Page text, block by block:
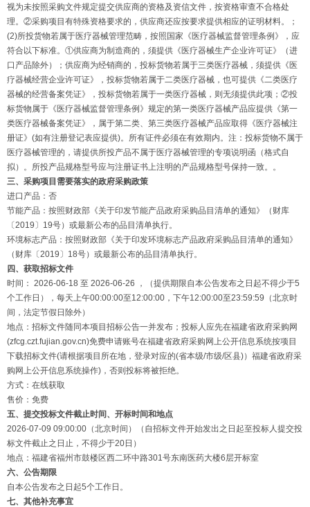
视为未按照采购文件规定提交供应商的资格及资信文件，按资格审查不合格处
理。②采购项目有特殊资格要求的，供应商还应按要求提供相应的证明材料。；
(2)所投货物若属于医疗器械管理范畴，按照国家《医疗器械监督管理条例》，应
符合以下标准。①供应商为制造商的，须提供《医疗器械生产企业许可证》（进
口产品除外）；供应商为经销商的，投标货物若属于三类医疗器械，须提供《医
疗器械经营企业许可证》，投标货物若属于二类医疗器械，也可提供《二类医疗
器械的经营备案凭证》，投标货物若属于一类医疗器械，则无须提供此项；②投
标货物属于《医疗器械监督管理条例》规定的第一类医疗器械产品应提供《第一
类医疗器械备案凭证》，属于第二类、第三类医疗器械产品应取得《医疗器械注
册证》(如有注册登记表应提供)。所有证件必须在有效期内。注：投标货物不属于
医疗器械管理的，请提供所投产品不属于医疗器械管理的专项说明函（格式自
拟）。所投产品规格型号应与注册证书上注明的产品规格型号保持一致。。
三、采购项目需要落实的政府采购政策
进口产品：否
节能产品：按照财政部《关于印发节能产品政府采购品目清单的通知》（财库
〔2019〕19号）或最新公布的品目清单执行。
环境标志产品：按照财政部《关于印发环境标志产品政府采购品目清单的通知》
（财库〔2019〕18号）或最新公布的品目清单执行。
四、获取招标文件
时间： 2026-06-18 至 2026-06-26 ，（提供期限自本公告发布之日起不得少于5
个工作日），每天上午00:00:00至12:00:00，下午12:00:00至23:59:59（北京时
间，法定节假日除外）
地点：招标文件随同本项目招标公告一并发布；投标人应先在福建省政府采购网
(zfcg.czt.fujian.gov.cn)免费申请账号在福建省政府采购网上公开信息系统按项目
下载招标文件(请根据项目所在地，登录对应的(省本级/市级/区县)）福建省政府采
购网上公开信息系统操作)，否则投标将被拒绝。
方式：在线获取
售价：免费
五、提交投标文件截止时间、开标时间和地点
2026-07-09 09:00:00（北京时间）（自招标文件开始发出之日起至投标人提交投
标文件截止之日止，不得少于20日）
地点：福建省福州市鼓楼区西二环中路301号东南医药大楼6层开标室
六、公告期限
自本公告发布之日起5个工作日。
七、其他补充事宜